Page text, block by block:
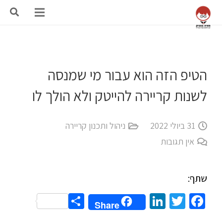
הטיפ הזה הוא עבור מי שמנסה
לשנות קריירה להייטק ולא הולך לו
31 ביולי 2022
ניהול ותכנון קריירה
אין תגובות
שתף:
Facebook
Twitter
LinkedIn
Share
Share